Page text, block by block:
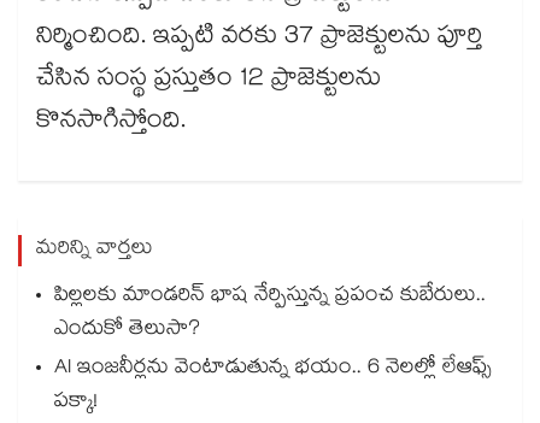
నిర్మించింది. ఇప్పటి వరకు 37 ప్రాజెక్టులను పూర్తి
చేసిన సంస్థ ప్రస్తుతం 12 ప్రాజెక్టులను
కొనసాగిస్తోంది.
మరిన్ని వార్తలు
పిల్లలకు మాండరిన్ భాష నేర్పిస్తున్న ప్రపంచ కుబేరులు..
ఎందుకో తెలుసా?
AI ఇంజనీర్లను వెంటాడుతున్న భయం.. 6 నెలల్లో లేఆఫ్స్
పక్కా!